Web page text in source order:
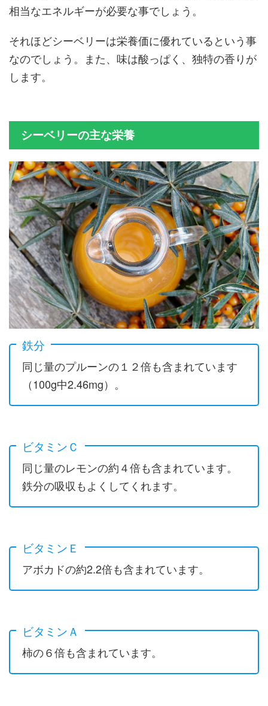
相当なエネルギーが必要な事でしょう。
それほどシーベリーは栄養価に優れているという事
なのでしょう。また、味は酸っぱく、独特の香りが
します。
シーベリーの主な栄養
鉄分
同じ量のプルーンの１２倍も含まれています
（100g中2.46mg）。
ビタミンＣ
同じ量のレモンの約４倍も含まれています。
鉄分の吸収もよくしてくれます。
ビタミンＥ
アボカドの約2.2倍も含まれています。
ビタミンＡ
柿の６倍も含まれています。